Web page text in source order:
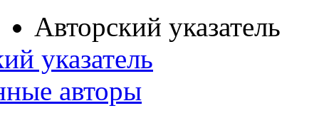
Авторский указатель
указатель
авторы